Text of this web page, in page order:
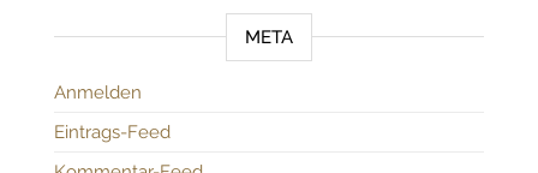
META
Anmelden
Eintrags-Feed